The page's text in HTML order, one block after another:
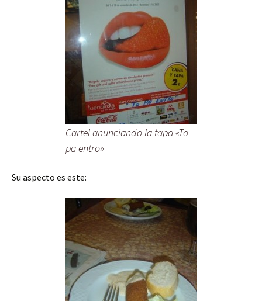
Cartel anunciando la tapa «To
pa entro»
Su aspecto es este: